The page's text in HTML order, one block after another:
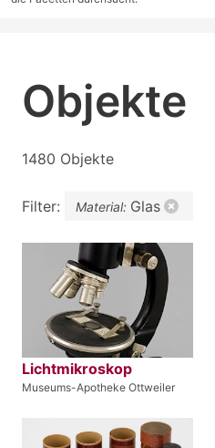
Objekte
1480 Objekte
Filter: Material: Glas
Lichtmikroskop
Museums-Apotheke Ottweiler